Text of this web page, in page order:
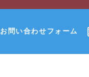
お問い合わせフォーム